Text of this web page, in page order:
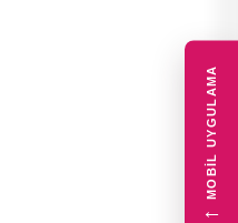
MOBIL UYGULAMA
←